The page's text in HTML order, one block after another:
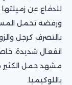
للدفاع عن
ورفضه تحمل
بالتصرف كرجل
انفعال شديدة،
مشهد حمل الكثير
باللوكيميا.